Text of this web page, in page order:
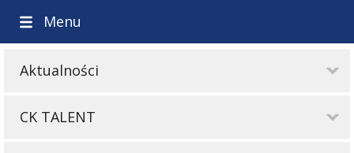
Menu
Aktualności
CK TALENT